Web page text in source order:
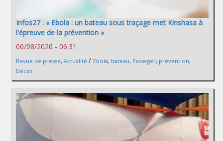
Infos27 : « Ebola : un bateau sous traçage met Kinshasa à
l'épreuve de la prévention »
06/08/2026 - 06:31
Revue de presse, Actualité / Ebola, bateau, Passager, prévention,
Décès